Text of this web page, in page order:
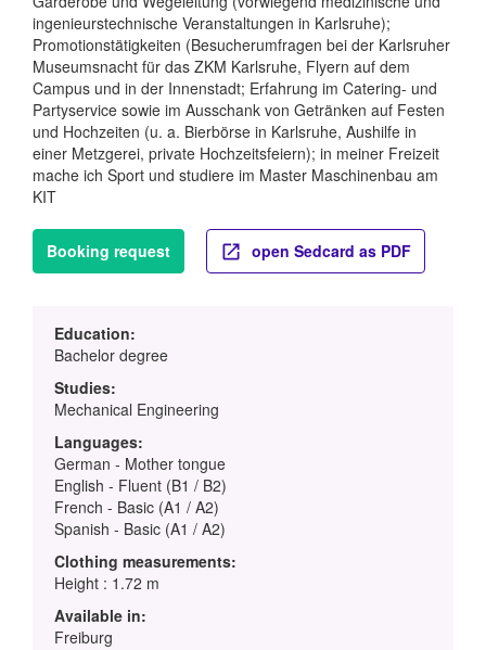
ingenieurstechnische Veranstaltungen in Karlsruhe);
Promotionstätigkeiten (Besucherumfragen bei der Karlsruher
Museumsnacht für das ZKM Karlsruhe, Flyern auf dem
Campus und in der Innenstadt; Erfahrung im Catering- und
Partyservice sowie im Ausschank von Getränken auf Festen
und Hochzeiten (u. a. Bierbörse in Karlsruhe, Aushilfe in
einer Metzgerei, private Hochzeitsfeiern); in meiner Freizeit
mache ich Sport und studiere im Master Maschinenbau am
KIT
Booking request open Sedcard as PDF
Education:
Bachelor degree
Studies:
Mechanical Engineering
Languages:
German - Mother tongue
English - Fluent (B1 / B2)
French - Basic (A1 / A2)
Spanish - Basic (A1 / A2)
Clothing measurements:
Height : 1.72 m
Available in:
Freiburg